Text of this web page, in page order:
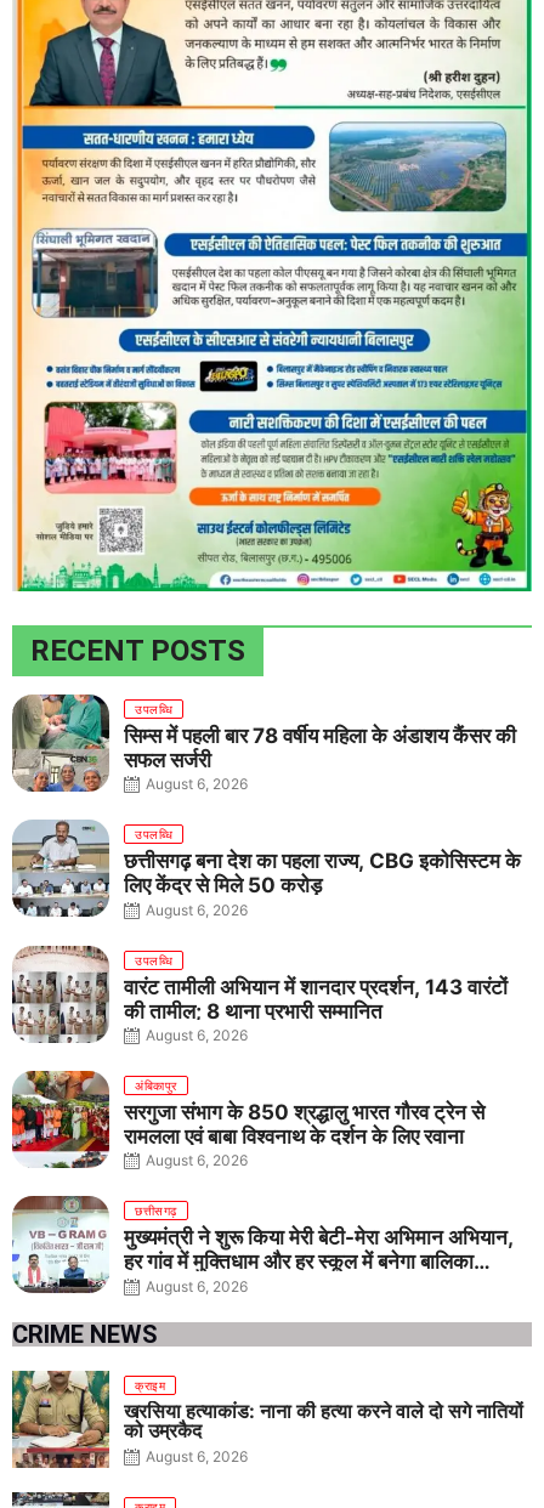
RECENT POSTS
उपलब्धि
सिम्स में पहली बार 78 वर्षीय महिला के अंडाशय कैंसर की
सफल सर्जरी
August 6, 2026
उपलब्धि
छत्तीसगढ़ बना देश का पहला राज्य, CBG इकोसिस्टम के
लिए केंद्र से मिले 50 करोड़
August 6, 2026
उपलब्धि
वारंट तामीली अभियान में शानदार प्रदर्शन, 143 वारंटों
की तामील; 8 थाना प्रभारी सम्मानित
August 6, 2026
अंबिकापुर
सरगुजा संभाग के 850 श्रद्धालु भारत गौरव ट्रेन से
रामलला एवं बाबा विश्वनाथ के दर्शन के लिए रवाना
August 6, 2026
छत्तीसगढ़
मुख्यमंत्री ने शुरू किया मेरी बेटी-मेरा अभिमान अभियान,
हर गांव में मुक्तिधाम और हर स्कूल में बनेगा बालिका
शौचालय
August 6, 2026
CRIME NEWS
क्राइम
खरसिया हत्याकांड: नाना की हत्या करने वाले दो सगे नातियों
को उम्रकैद
August 6, 2026